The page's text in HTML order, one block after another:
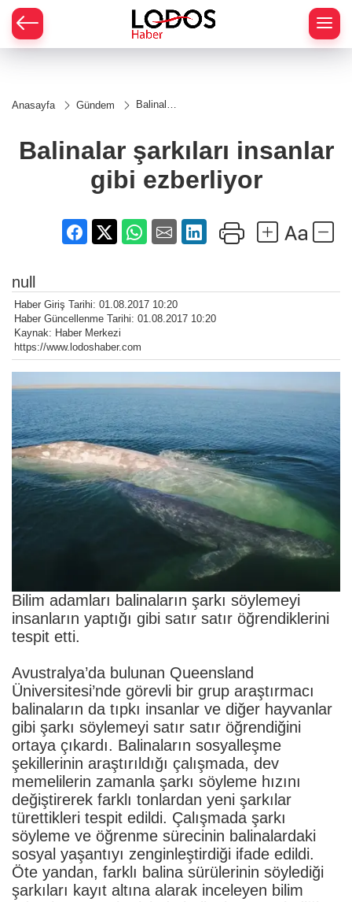
Anasayfa Gündem
Balinalar
ezberliyor
Balinalar şarkıları insanlar
gibi ezberliyor
null
Haber Giriş Tarihi: 01.08.2017 10:20
Haber Güncellenme Tarihi: 01.08.2017 10:20
Kaynak: Haber Merkezi
https://www.lodoshaber.com
Bilim adamları balinaların şarkı söylemeyi
insanların yaptığı gibi satır satır öğrendiklerini
tespit etti.
Avustralya’da bulunan Queensland
Üniversitesi’nde görevli bir grup araştırmacı
balinaların da tıpkı insanlar ve diğer hayvanlar
gibi şarkı söylemeyi satır satır öğrendiğini
ortaya çıkardı. Balinaların sosyalleşme
şekillerinin araştırıldığı çalışmada, dev
memelilerin zamanla şarkı söyleme hızını
değiştirerek farklı tonlardan yeni şarkılar
türettikleri tespit edildi. Çalışmada şarkı
söyleme ve öğrenme sürecinin balinalardaki
sosyal yaşantıyı zenginleştirdiği ifade edildi.
Öte yandan, farklı balina sürülerinin söylediği
şarkıları kayıt altına alarak inceleyen bilim